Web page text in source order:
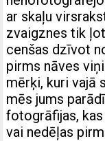
ar skaļu
zvaigznes tik
cenšas dzīvot
pirms nāves
mērķi, kuri vajā
mēs jums
fotogrāfijas,
vai nedēļas